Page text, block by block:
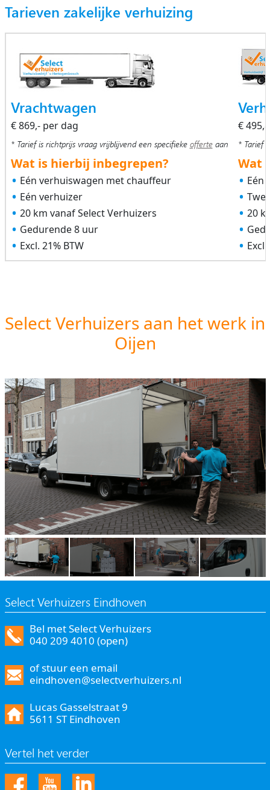
Tarieven zakelijke verhuizing
Vrachtwagen
€ 869,- per dag
* Tarief is richtprijs vraag vrijblijvend een specifieke offerteaan
Wat is hierbij inbegrepen?
Eén verhuiswagen met chauffeur
Eén verhuizer
20 km vanaf Select Verhuizers
Gedurende 8 uur
Excl. 21% BTW
€
* Tarief
Wat
Eén
20
Excl.
Select Verhuizers aan het werk in
Oijen
Select Verhuizers Eindhoven
Bel met Select Verhuizers
040 209 4010 (open)
of stuur een email
eindhoven@selectverhuizers.nl
Lucas Gasselstraat 9
5611 ST Eindhoven
Vertel het verder